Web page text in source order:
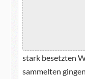
stark besetzten
sammelten